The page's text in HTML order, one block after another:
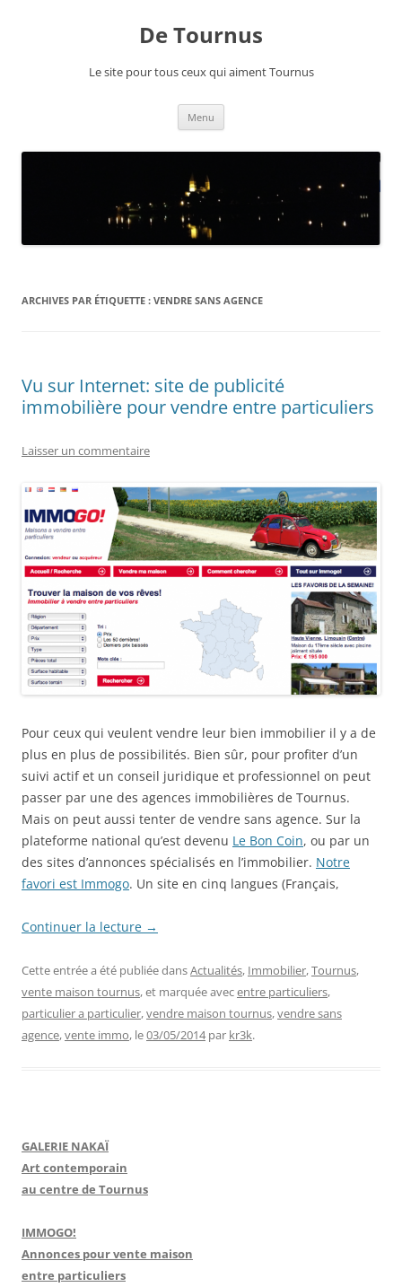
De Tournus
Le site pour tous ceux qui aiment Tournus
Menu
ARCHIVES PAR ÉTIQUETTE : VENDRE SANS AGENCE
Vu sur Internet: site de publicité
immobilière pour vendre entre particuliers
Laisser un commentaire
Pour ceux qui veulent vendre leur bien immobilier il y a de
plus en plus de possibilités. Bien sûr, pour profiter d’un
suivi actif et un conseil juridique et professionnel on peut
passer par une des agences immobilières de Tournus.
Mais on peut aussi tenter de vendre sans agence. Sur la
plateforme national qu’est devenu Le Bon Coin, ou par un
des sites d’annonces spécialisés en l’immobilier. Notre
favori est Immogo. Un site en cinq langues (Français,
Continuer la lecture →
Cette entrée a été publiée dansActualités, Immobilier,Tournus,
vente maison tournus, et marquée avecentre particuliers,
particulier a particulier,vendre maison tournus,vendre sans
agence,vente immo, le03/05/2014 par kr3k.
GALERIE NAKAÏ
Art contemporain
au centre de Tournus
IMMOGO!
Annonces pour vente maison
entre particuliers